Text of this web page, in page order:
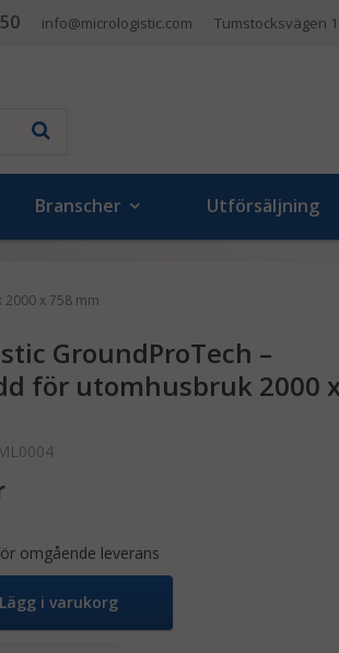
info@micrologistic.com Tumstocksvägen
Branscher Utförsäljning
x 758 mm
GroundProTech –
för utomhusbruk 2000
omgående leverans
Lägg i varukorg